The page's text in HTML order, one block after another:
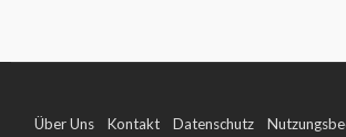
Über Uns Kontakt Datenschutz